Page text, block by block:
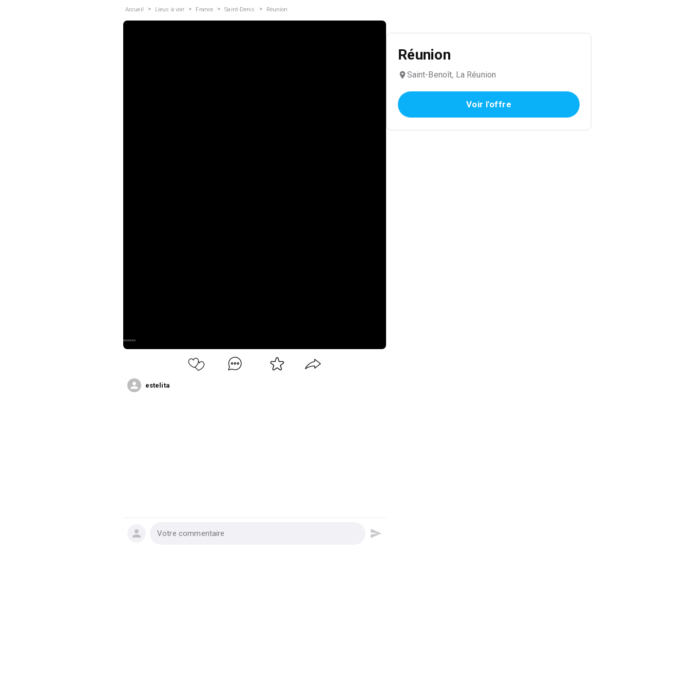
Accueil > Lieus à voir > France > Saint-Denis > Réunion
estelita
Votre commentaire
Réunion
Saint-Benoît, La Réunion
Voir l'offre